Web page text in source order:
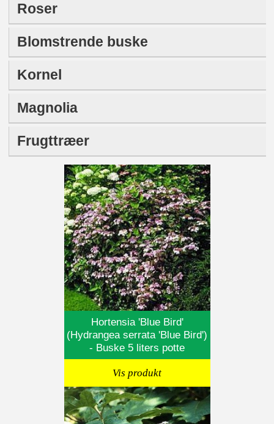
Roser
Blomstrende buske
Kornel
Magnolia
Frugttræer
Hortensia 'Blue Bird'
(Hydrangea serrata 'Blue Bird')
- Buske 5 liters potte
Vis produkt